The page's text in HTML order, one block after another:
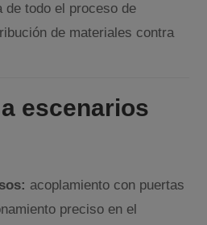
de todo el proceso de
de materiales contra
escenarios
acoplamiento con puertas
preciso en el